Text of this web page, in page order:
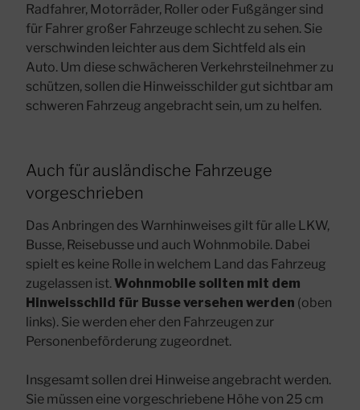
Radfahrer, Motorräder, Roller oder Fußgängersind
für Fahrer großer Fahrzeuge schlecht zu sehen. Sie
verschwinden leichter aus dem Sichtfeld als ein
Auto. Um diese schwächeren Verkehrsteilnehmer zu
schützen, sollen die Hinweisschilder gut sichtbar am
schweren Fahrzeug angebracht sein, um zu helfen.
Auch für ausländische Fahrzeuge
vorgeschrieben
Das Anbringen des Warnhinweises gilt für alle LKW,
Busse, Reisebusse und auch Wohnmobile. Dabei
spielt es keine Rolle in welchem Land das Fahrzeug
zugelassen ist.Wohnmobile sollten mit dem
Hinweisschild für Busse versehen werden (oben
links). Sie werden eher den Fahrzeugen zur
Personenbeförderung zugeordnet.
Insgesamt sollen drei Hinweise angebracht werden.
Sie müssen eine vorgeschriebene Höhe von 25 cm